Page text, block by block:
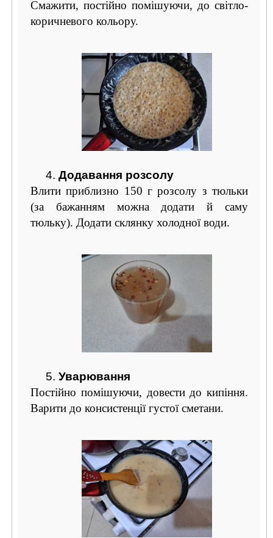
Смажити, постійно помішуючи, до світло-
коричневого кольору.
4. Додавання розсолу
Влити приблизно 150 г розсолу з тюльки
(за бажанням можна додати й саму
тюльку). Додати склянку холодної води.
5. Уварювання
Постійно помішуючи, довести до кипіння.
Варити до консистенції густої сметани.